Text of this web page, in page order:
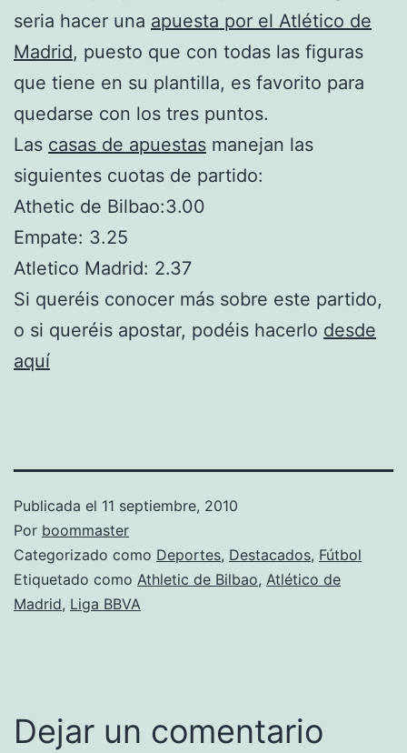
seria hacer una apuesta por el Atlético de
Madrid, puesto que con todas las figuras
que tiene en su plantilla, es favorito para
quedarse con los tres puntos.
Las casas de apuestas manejan las
siguientes cuotas de partido:
Athetic de Bilbao:3.00
Empate: 3.25
Atletico Madrid: 2.37
Si queréis conocer más sobre este partido,
o si queréis apostar, podéis hacerlo desde
aquí
Publicada el 11 septiembre, 2010
Por boommaster
Categorizado como Deportes, Destacados, Fútbol
Etiquetado como Athletic de Bilbao, Atlético de
Madrid, Liga BBVA
Dejar un comentario